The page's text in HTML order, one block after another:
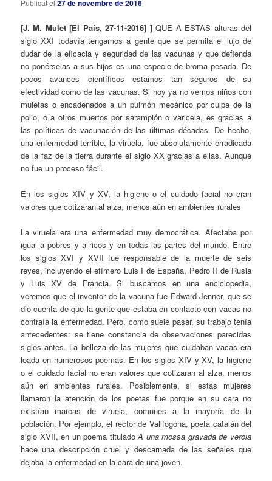
Publicat el27 de novembre de 2016
[J. M. Mulet [El País, 27-11-2016] ]QUE A ESTAS alturas del
siglo XXI todavía tengamos a gente que se permita el lujo de
dudar de la eficacia y seguridad de las vacunas y que defienda
no ponérselas a sus hijos es una especie de broma pesada. De
pocos avances científicos estamos tan seguros de su
efectividad como de las vacunas. Si hoy ya no vemos niños con
muletas o encadenados a un pulmón mecánico por culpa de la
polio, o a otros muertos por sarampión o varicela, es gracias a
las políticas de vacunación de las últimas décadas. De hecho,
una enfermedad terrible, la viruela, fue absolutamente erradicada
de la faz de la tierra durante el siglo XX gracias a ellas. Aunque
no fue un proceso fácil.
En los siglos XIV y XV, la higiene o el cuidado facial no eran
valores que cotizaran al alza, menos aún en ambientes rurales
La viruela era una enfermedad muy democrática. Afectaba por
igual a pobres y a ricos y en todas las partes del mundo. Entre
los siglos XVI y XVII fue responsable de la muerte de seis
reyes, incluyendo el efímero Luis I de España, Pedro II de Rusia
y Luis XV de Francia. Si buscamos en una enciclopedia,
veremos que el inventor de la vacuna fue Edward Jenner, que se
dio cuenta de que la gente que estaba en contacto con vacas no
contraía la enfermedad. Pero, como suele pasar, su trabajo tenía
antecedentes: se tiene constancia de observaciones parecidas
siglos antes. La belleza de las mujeres que cuidaban vacas era
loada en numerosos poemas. En los siglos XIV y XV, la higiene
o el cuidado facial no eran valores que cotizaran al alza, menos
aún en ambientes rurales. Posiblemente, si estas mujeres
llamaron la atención de los poetas fue porque en su cara no
existían marcas de viruela, comunes a la mayoría de la
población. Por ejemplo, el rector de Vallfogona, poeta catalán del
siglo XVII, en un poema tituladoA una mossa gravada de verola
hace una descripción cruel y descarnada de las señales que
dejaba la enfermedad en la cara de una joven.